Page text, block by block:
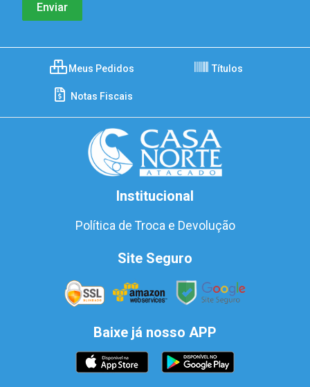
Meus Pedidos Títulos
Notas Fiscais
Institucional
Política de Troca e Devolução
Site Seguro
Baixe já nosso APP